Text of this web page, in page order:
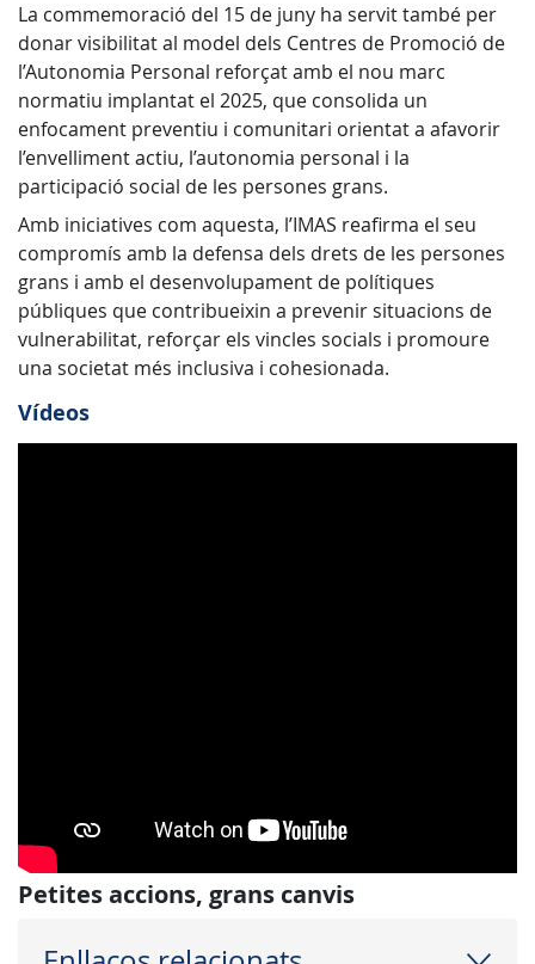
La commemoració del 15 de juny ha servit també per
donar visibilitat al model dels Centres de Promoció de
l’Autonomia Personal reforçat amb el nou marc
normatiu implantat el 2025, que consolida un
enfocament preventiu i comunitari orientat a afavorir
l’envelliment actiu, l’autonomia personal i la
participació social de les persones grans.
Amb iniciatives com aquesta, l’IMAS reafirma el seu
compromís amb la defensa dels drets de les persones
grans i amb el desenvolupament de polítiques
públiques que contribueixin a prevenir situacions de
vulnerabilitat, reforçar els vincles socials i promoure
una societat més inclusiva i cohesionada.
Vídeos
Petites accions, grans canvis